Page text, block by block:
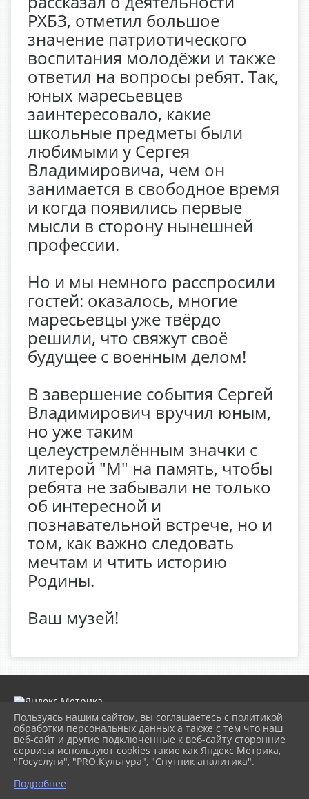
РХБЗ, отметил большое
значение патриотического
воспитания молодёжи и также
ответил на вопросы ребят. Так,
юных маресьевцев
заинтересовало, какие
школьные предметы были
любимыми у Сергея
Владимировича, чем он
занимается в свободное время
и когда появились первые
мысли в сторону нынешней
профессии.
Но и мы немного расспросили
гостей: оказалось, многие
маресьевцы уже твёрдо
решили, что свяжут своё
будущее с военным делом!
В завершение события Сергей
Владимирович вручил юным,
но уже таким
целеустремлённым значки с
литерой "М" на память, чтобы
ребята не забывали не только
об интересной и
познавательной встрече, но и
том, как важно следовать
мечтам и чтить историю
Родины.
Ваш музей!
2026 г. museumkam.ru
Вход
Карта сайта
Политика обработки персональных данных
Пользуясь нашим сайтом, вы соглашаетесь с политикой
обработки персональных данных а также с тем что наш
веб-сайт и другие подключенные к веб-сайту сторонние
сервисы используют cookies такие как Яндекс Метрика,
"Госуслуги", "PRO.Культура", "Спутник аналитика".
Подробнее